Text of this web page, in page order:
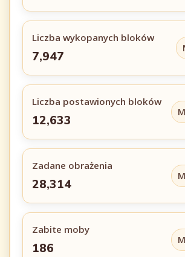
Liczba wykopanych bloków
7,947
Liczba postawionych bloków
12,633
Zadane obrażenia
28,314
Zabite moby
186